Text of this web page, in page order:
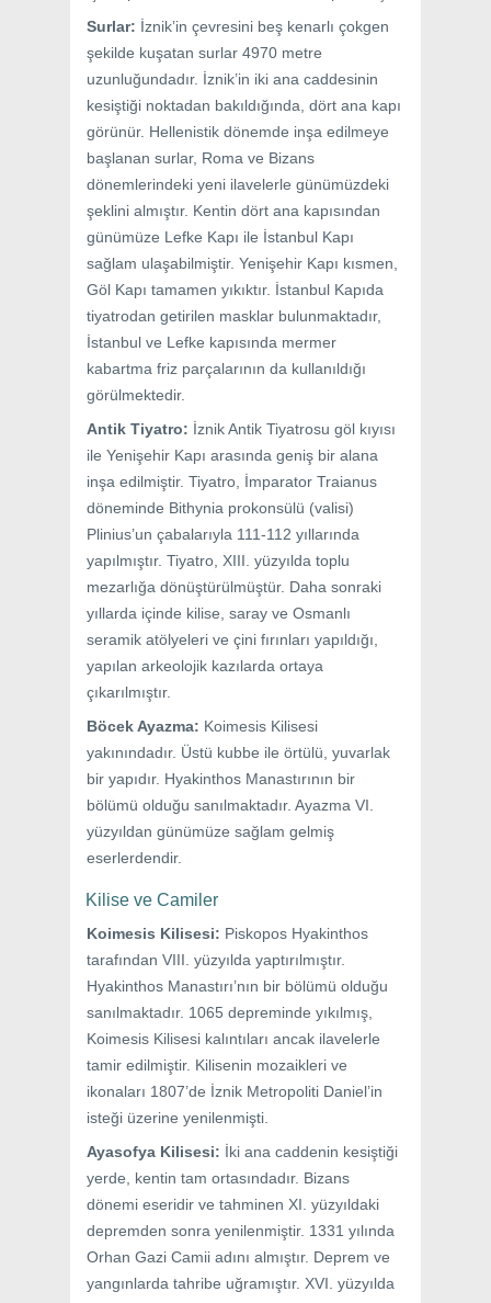
Surlar: İznik’in çevresini beş kenarlı çokgen
şekilde kuşatan surlar 4970 metre
uzunluğundadır. İznik’in iki ana caddesinin
kesiştiği noktadan bakıldığında, dört ana kapı
görünür. Hellenistik dönemde inşa edilmeye
başlanan surlar, Roma ve Bizans
dönemlerindeki yeni ilavelerle günümüzdeki
şeklini almıştır. Kentin dört ana kapısından
günümüze Lefke Kapı ile İstanbul Kapı
sağlam ulaşabilmiştir. Yenişehir Kapı kısmen,
Göl Kapı tamamen yıkıktır. İstanbul Kapıda
tiyatrodan getirilen masklar bulunmaktadır,
İstanbul ve Lefke kapısında mermer
kabartma friz parçalarının da kullanıldığı
görülmektedir.
Antik Tiyatro: İznik Antik Tiyatrosu göl kıyısı
ile Yenişehir Kapı arasında geniş bir alana
inşa edilmiştir. Tiyatro, İmparator Traianus
döneminde Bithynia prokonsülü (valisi)
Plinius’un çabalarıyla 111-112 yıllarında
yapılmıştır. Tiyatro, XIII. yüzyılda toplu
mezarlığa dönüştürülmüştür. Daha sonraki
yıllarda içinde kilise, saray ve Osmanlı
seramik atölyeleri ve çini fırınları yapıldığı,
yapılan arkeolojik kazılarda ortaya
çıkarılmıştır.
Böcek Ayazma: Koimesis Kilisesi
yakınındadır. Üstü kubbe ile örtülü, yuvarlak
bir yapıdır. Hyakinthos Manastırının bir
bölümü olduğu sanılmaktadır. Ayazma VI.
yüzyıldan günümüze sağlam gelmiş
eserlerdendir.
Kilise ve Camiler
Koimesis Kilisesi: Piskopos Hyakinthos
tarafından VIII. yüzyılda yaptırılmıştır.
Hyakinthos Manastırı’nın bir bölümü olduğu
sanılmaktadır. 1065 depreminde yıkılmış,
Koimesis Kilisesi kalıntıları ancak ilavelerle
tamir edilmiştir. Kilisenin mozaikleri ve
ikonaları 1807’de İznik Metropoliti Daniel’in
isteği üzerine yenilenmişti.
Ayasofya Kilisesi: İki ana caddenin kesiştiği
yerde, kentin tam ortasındadır. Bizans
dönemi eseridir ve tahminen XI. yüzyıldaki
depremden sonra yenilenmiştir. 1331 yılında
Orhan Gazi Camii adını almıştır. Deprem ve
yangınlarda tahribe uğramıştır. XVI. yüzyılda